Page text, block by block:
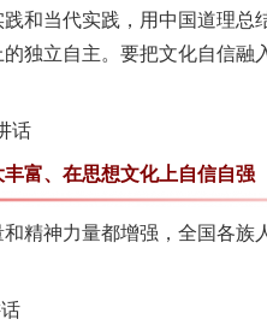
当代实践，用中国道理总
独立自主。要把文化自信融
话
富、在思想文化上自信自强
神力量都增强，全国各族